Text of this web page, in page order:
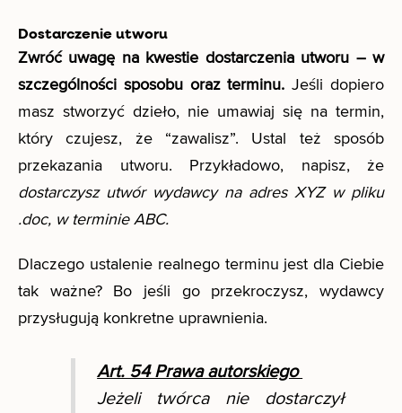
Dostarczenie utworu
Zwróć uwagę na kwestie dostarczenia utworu – w
szczególności sposobu oraz terminu. Jeśli dopiero
masz stworzyć dzieło, nie umawiaj się na termin,
który czujesz, że “zawalisz”. Ustal też sposób
przekazania utworu. Przykładowo, napisz, że
dostarczysz utwór wydawcy na adres XYZ w pliku
.doc, w terminie ABC.
Dlaczego ustalenie realnego terminu jest dla Ciebie
tak ważne? Bo jeśli go przekroczysz, wydawcy
przysługują konkretne uprawnienia.
Art. 54 Prawa autorskiego
Jeżeli twórca nie dostarczył